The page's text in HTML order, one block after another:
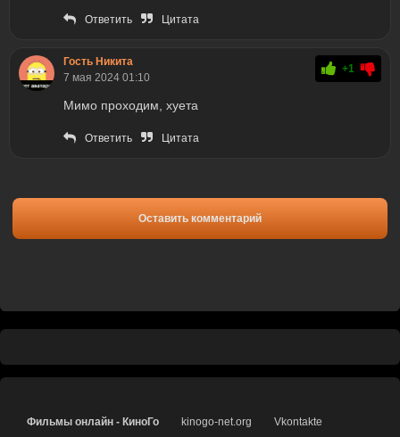
Ответить Цитата
Гость Никита
7 мая 2024 01:10
+1
Мимо проходим, хуета
Ответить Цитата
Оставить комментарий
Фильмы онлайн - КиноГо kinogo-net.org Vkontakte